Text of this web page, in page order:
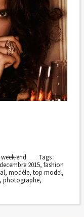
end
Tags :
decembre 2015, fashion
, modèle, top model,
photographe,